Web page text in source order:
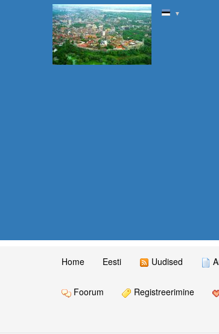
▼
Home Eesti Uudised
Foorum Registreerimine